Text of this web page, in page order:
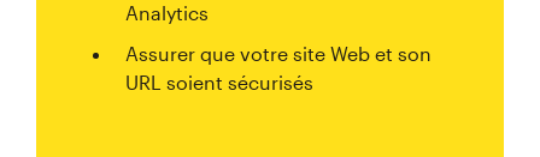
Analytics
Assurer que votre site Web et son
URL soient sécurisés